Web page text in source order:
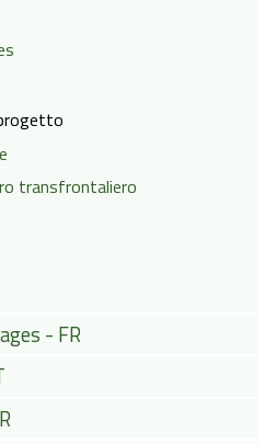
transfrontaliero
- FR